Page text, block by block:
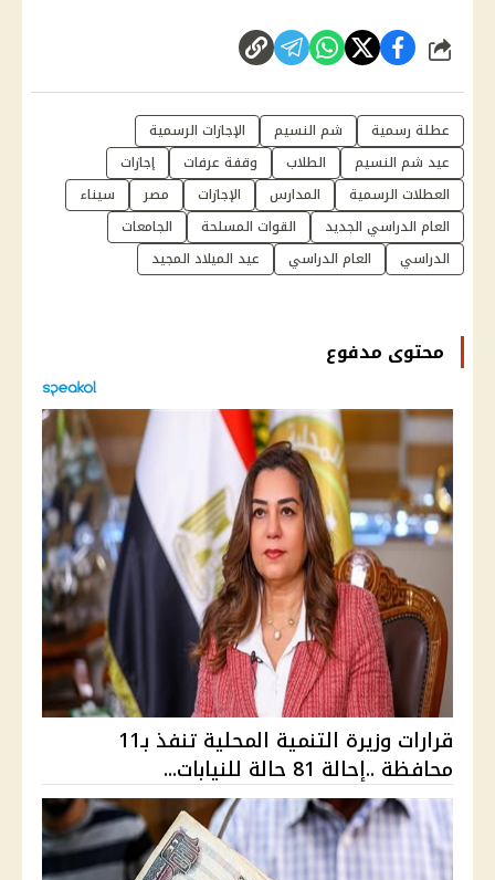
شارك
عطلة رسمية شم النسيم
الإجازات الرسمية
عيد شم النسيم
الطلاب وقفة عرفات
إجازات
العطلات الرسمية
المدارس الإجازات مصر
سيناء
العام الدراسي الجديد
القوات المسلحة
الجامعات
الدراسي
العام الدراسي عيد الميلاد المجيد
محتوى مدفوع
قرارات وزيرة التنمية المحلية تنفذ بـ11
محافظة ..إحالة 81 حالة للنيابات...